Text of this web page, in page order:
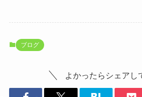
ブログ
よかったらシェアし